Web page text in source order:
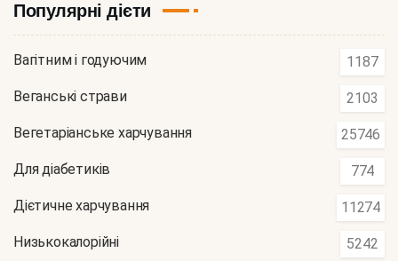
Популярні дієти
Вагітним і годуючим 1187
Веганські страви 2103
Вегетаріанське харчування 25746
Для діабетиків 774
Дієтичне харчування 11274
Низькокалорійні 5242